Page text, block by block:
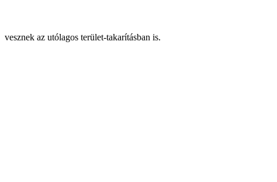
vesznek az utólagos terület-takarításban is.